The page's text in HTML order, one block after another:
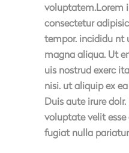
voluptatem.Lorem
consectetur
tempor. incididu nt
magna aliqua. Ut
uis nostrud exerc
nisi. ut aliquip ex
Duis aute irure
voluptate velit
fugiat nulla